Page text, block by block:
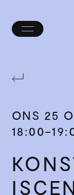
Öppna/stäng
ONS 25